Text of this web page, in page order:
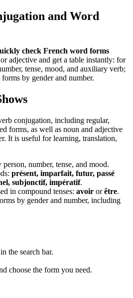
and Word
check French word forms
adjective and get a table instantly: for
tense, mood, and auxiliary verb;
by gender and number.
conjugation, including regular,
forms, as well as noun and adjective
It is useful for learning, translation,
number, tense, and mood.
présent, imparfait, futur, passé
subjonctif, impératif.
in compound tenses: avoir orêtre.
by gender and number, including
the search bar.
choose the form you need.